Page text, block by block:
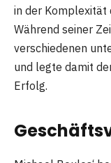
in der Komplexität
Während seiner
verschiedenen
und legte damit
Erfolg.